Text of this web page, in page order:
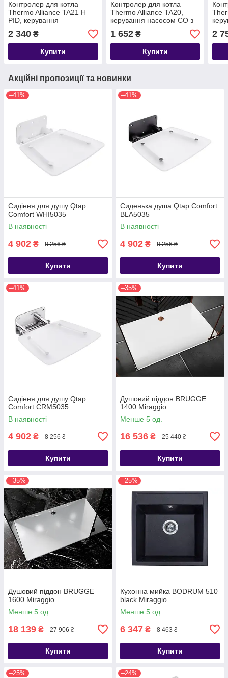
Контролер для котла
Thermo Alliance TA21 H
PID, керування
вентилятором і насосом
СО
2 340 ₴
Купити
Контролер для котла
Thermo Alliance TA20,
керування насосом СО з
дисплеєм
1 652₴
Купити
ГВС
2
Акційні пропозиції та новинки
–41%
Сидіння для душу Qtap
Comfort WHI5035
В наявності
4 902 ₴ 8 256 ₴
Купити
–41%
Сиденька душа Qtap Comfort
BLA5035
В наявності
4 902 ₴ 8 256 ₴
Купити
–41%
Сидіння для душу Qtap
Comfort CRM5035
В наявності
4 902 ₴ 8 256 ₴
Купити
–35%
Душовий піддон BRUGGE
1400 Miraggio
Менше 5 од.
16 536 ₴ 25 440 ₴
Купити
–35%
Душовий піддон BRUGGE
1600 Miraggio
Менше 5 од.
18 139 ₴ 27 906 ₴
Купити
–25%
Кухонна мийка BODRUM 510
black Miraggio
Менше 5 од.
6 347 ₴ 8 463 ₴
Купити
–25% –24%